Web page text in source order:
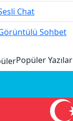
Chat
Sohbet
Popüler Yazılar